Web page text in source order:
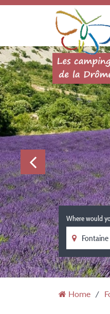
Where would
Home